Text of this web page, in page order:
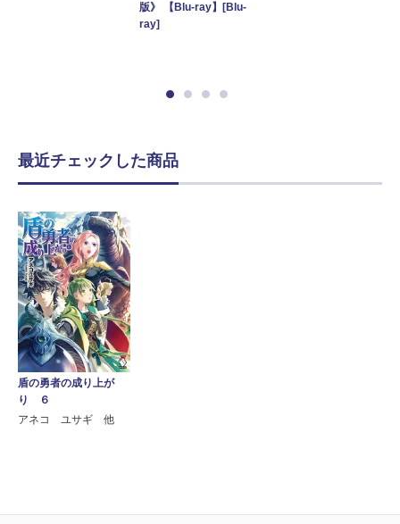
版》 【Blu-ray】[Blu-
ray]
最近チェックした商品
盾の勇者の成り上が
り ６
アネコ ユサギ 他